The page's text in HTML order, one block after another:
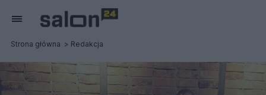
Strona główna Redakcja